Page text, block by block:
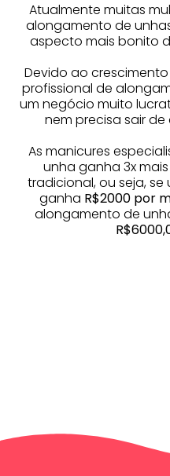
Atualmente muitas
alongamento de
aspecto mais bonito
Devido ao
profissional de
um negócio muito
nem precisa sair
As manicures
unha ganha 3x
tradicional, ou seja,
ganha R$2000 por
alongamento de